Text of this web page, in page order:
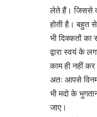
लेते हैं। जिससे
होती है। बहुत
भी दिक्कतों का
द्वारा स्वयं के
काम ही नहीं कर
अतः आपसे
भी मदो के
जाए।